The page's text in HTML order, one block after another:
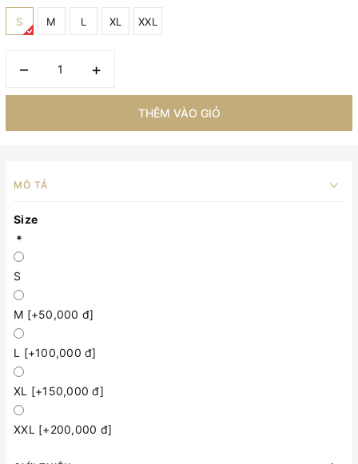
S M L XL XXL
– +
THÊM VÀO GIỎ
MÔ TẢ
Size
*
S
M [+50,000 đ]
L [+100,000 đ]
XL [+150,000 đ]
XXL [+200,000 đ]